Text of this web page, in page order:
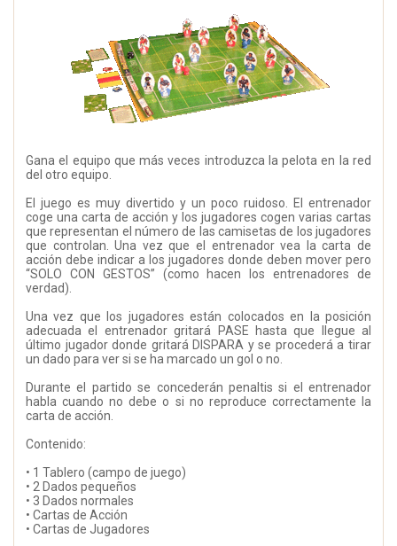
Gana el equipo que más veces introduzca la pelota en la red
del otro equipo.
El juego es muy divertido y un poco ruidoso. El entrenador
coge una carta de acción y los jugadores cogen varias cartas
que representan el número de las camisetas de los jugadores
que controlan. Una vez que el entrenador vea la carta de
acción debe indicar a los jugadores donde deben mover pero
“SOLO CON GESTOS” (como hacen los entrenadores de
verdad).
Una vez que los jugadores están colocados en la posición
adecuada el entrenador gritará PASE hasta que llegue al
último jugador donde gritará DISPARA y se procederá a tirar
un dado para ver si se ha marcado un gol o no.
Durante el partido se concederán penaltis si el entrenador
habla cuando no debe o si no reproduce correctamente la
carta de acción.
Contenido:
• 1 Tablero (campo de juego)
• 2 Dados pequeños
• 3 Dados normales
• Cartas de Acción
• Cartas de Jugadores